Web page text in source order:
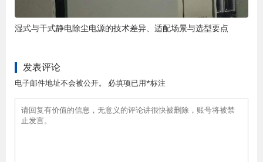
湿式与干式静电除尘电源的技术差异、适配场景与选型要点
发表评论
电子邮件地址不会被公开。 必填项已用*标注